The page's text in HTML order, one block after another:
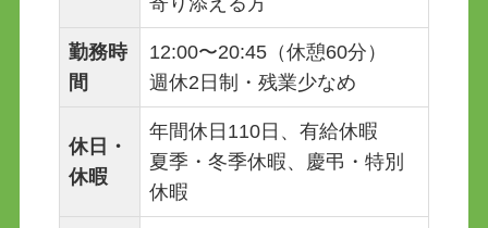
勤務時
間
12:00〜20:45（休憩60分）
週休2日制・残業少なめ
休日・
休暇
年間休日110日、有給休暇
夏季・冬季休暇、慶弔・特別
休暇